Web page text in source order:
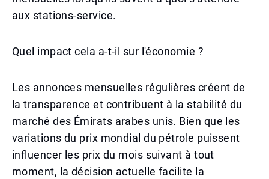
aux stations-service.
Quel impact cela a-t-il sur l'économie ?
Les annonces mensuelles régulières créent de
la transparence et contribuent à la stabilité du
marché des Émirats arabes unis. Bien que les
variations du prix mondial du pétrole puissent
influencer les prix du mois suivant à tout
moment, la décision actuelle facilite la